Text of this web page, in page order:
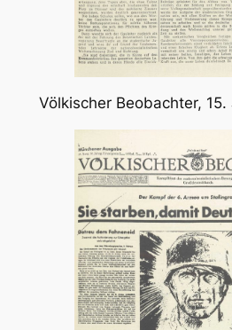
Völkischer Beobachter,